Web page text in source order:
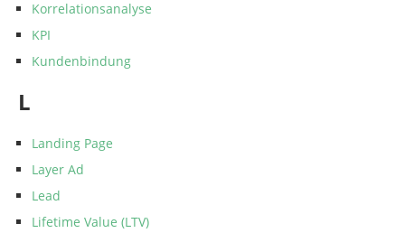
Korrelationsanalyse
KPI
Kundenbindung
L
Landing Page
Layer Ad
Lead
Lifetime Value (LTV)